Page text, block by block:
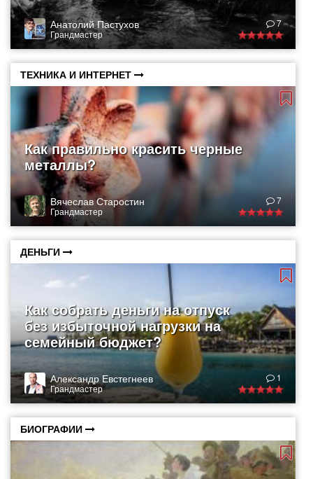
Анатолий Пастухов
Грандмастер
7
ТЕХНИКА И ИНТЕРНЕТ
Как правильно красить черные
металлы?
Вячеслав Старостин
Грандмастер
7
ДЕНЬГИ
Как собрать деньги на отпуск
без избыточной нагрузки на
семейный бюджет?
Александр Евстегнеев
Грандмастер
1
БИОГРАФИИ